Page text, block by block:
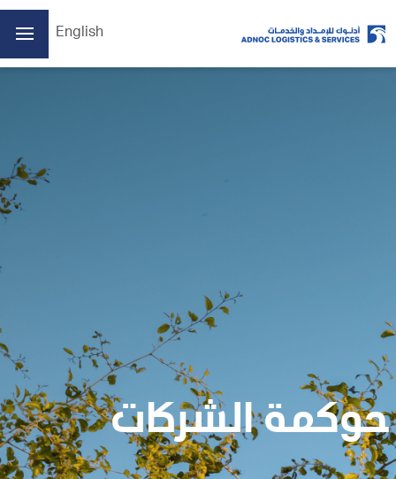
English
6.16
6.20
الصفحة الرئيسية
من نحن
حوكمة الشركات